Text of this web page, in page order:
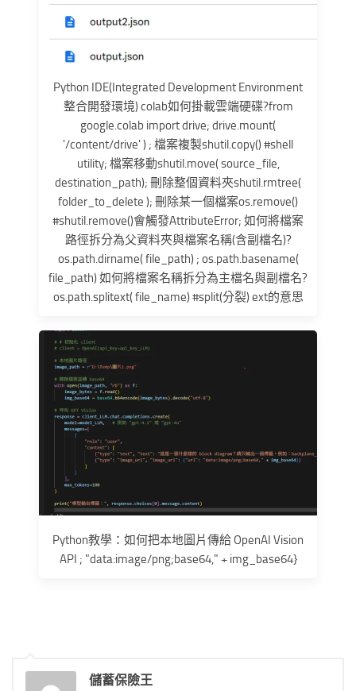
Python IDE(Integrated Development Environment
整合開發環境) colab如何掛載雲端硬碟?from
google.colab import drive; drive.mount(
'/content/drive' ) ; 檔案複製shutil.copy() #shell
utility; 檔案移動shutil.move( source_file,
destination_path); 刪除整個資料夾shutil.rmtree(
folder_to_delete ); 刪除某一個檔案os.remove()
#shutil.remove()會觸發AttributeError; 如何將檔案
路徑拆分為父資料夾與檔案名稱(含副檔名)?
os.path.dirname( file_path) ; os.path.basename(
file_path) 如何將檔案名稱拆分為主檔名與副檔名?
os.path.splitext( file_name) #split(分裂) ext的意思
Python教學：如何把本地圖片傳給 OpenAI Vision
API ; "data:image/png;base64," + img_base64}
儲蓄保險王